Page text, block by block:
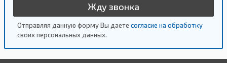
Жду звонка
Отправляя данную форму Вы даете согласие на обработку
своих персональных данных.